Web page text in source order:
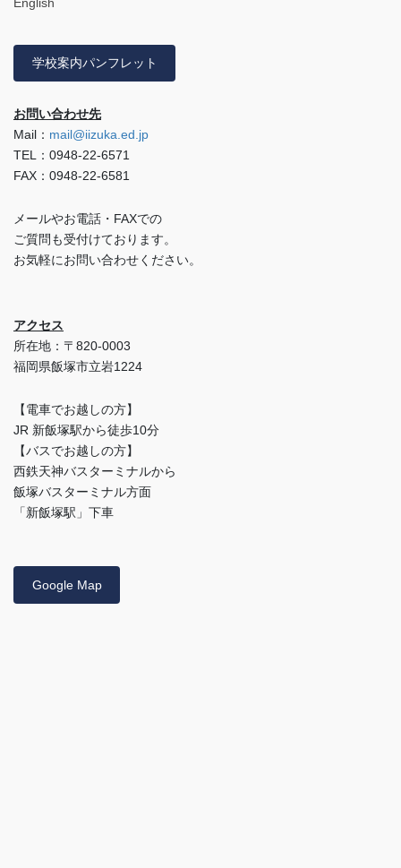
学校案内パンフレット
お問い合わせ先
Mail： mail@iizuka.ed.jp
TEL：0948-22-6571
FAX：0948-22-6581
メールやお電話・FAXでの
ご質問も受付けております。
お気軽にお問い合わせください。
アクセス
所在地：〒820-0003
福岡県飯塚市立岩1224
【電車でお越しの方】
JR 新飯塚駅から徒歩10分
【バスでお越しの方】
西鉄天神バスターミナルから
飯塚バスターミナル方面
「新飯塚駅」下車
Google Map